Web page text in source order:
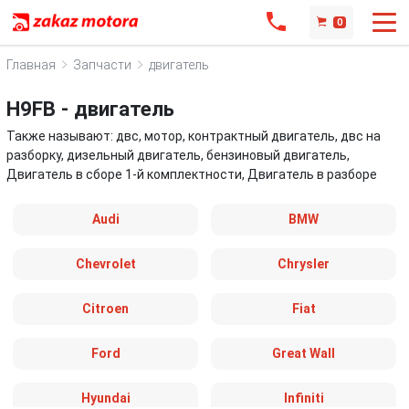
0
Главная Запчасти двигатель
H9FB - двигатель
Также называют: двс, мотор, контрактный двигатель, двс на
разборку, дизельный двигатель, бензиновый двигатель,
Двигатель в сборе 1-й комплектности, Двигатель в разборе
Audi BMW
Chevrolet Chrysler
Citroen Fiat
Ford Great Wall
Hyundai Infiniti